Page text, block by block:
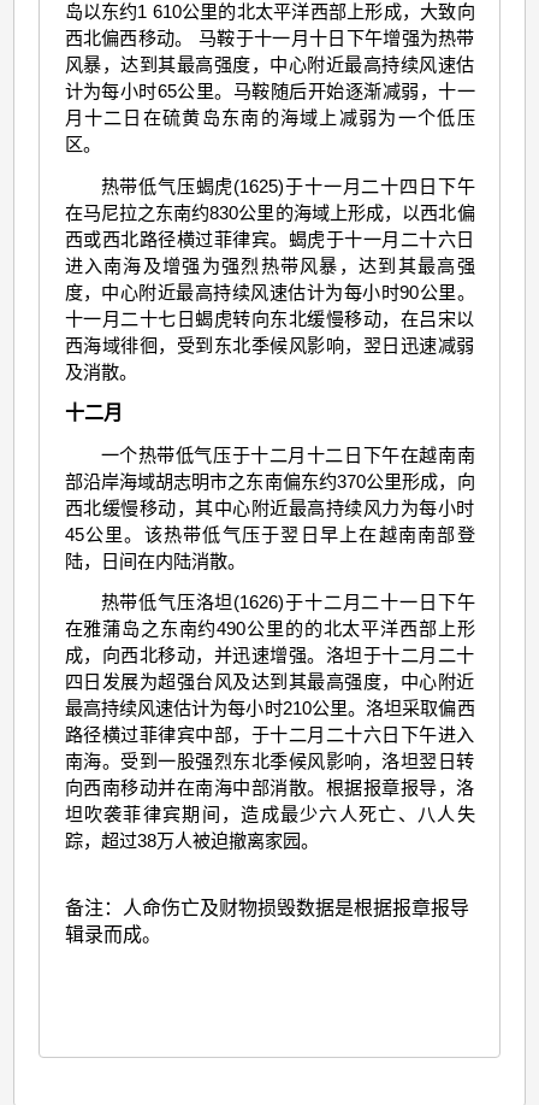
岛以东约1 610公里的北太平洋西部上形成，大致向
西北偏西移动。 马鞍于十一月十日下午增强为热带
风暴，达到其最高强度，中心附近最高持续风速估
计为每小时65公里。马鞍随后开始逐渐减弱，十一
月十二日在硫黄岛东南的海域上减弱为一个低压
区。
热带低气压蝎虎(1625)于十一月二十四日下午
在马尼拉之东南约830公里的海域上形成，以西北偏
西或西北路径横过菲律宾。蝎虎于十一月二十六日
进入南海及增强为强烈热带风暴，达到其最高强
度，中心附近最高持续风速估计为每小时90公里。
十一月二十七日蝎虎转向东北缓慢移动，在吕宋以
西海域徘徊，受到东北季候风影响，翌日迅速减弱
及消散。
十二月
一个热带低气压于十二月十二日下午在越南南
部沿岸海域胡志明市之东南偏东约370公里形成，向
西北缓慢移动，其中心附近最高持续风力为每小时
45公里。该热带低气压于翌日早上在越南南部登
陆，日间在内陆消散。
热带低气压洛坦(1626)于十二月二十一日下午
在雅蒲岛之东南约490公里的的北太平洋西部上形
成，向西北移动，并迅速增强。洛坦于十二月二十
四日发展为超强台风及达到其最高强度，中心附近
最高持续风速估计为每小时210公里。洛坦采取偏西
路径横过菲律宾中部，于十二月二十六日下午进入
南海。受到一股强烈东北季候风影响，洛坦翌日转
向西南移动并在南海中部消散。根据报章报导，洛
坦吹袭菲律宾期间，造成最少六人死亡、八人失
踪，超过38万人被迫撤离家园。
备注：人命伤亡及财物损毁数据是根据报章报导
辑录而成。